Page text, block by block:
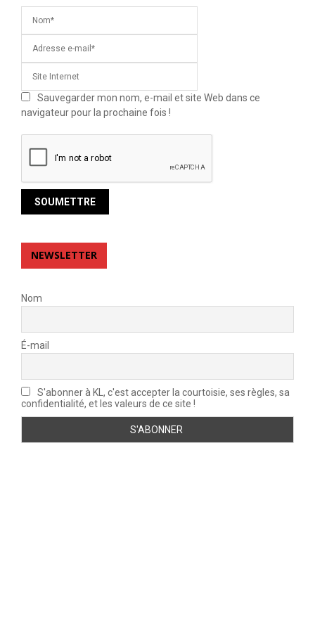
Sauvegarder mon nom, e-mail et site Web dans ce
navigateur pour la prochaine fois !
NEWSLETTER
Nom
É-mail
S'abonner à KL, c'est accepter la courtoisie, ses règles, sa
confidentialité, et les valeurs de ce site !